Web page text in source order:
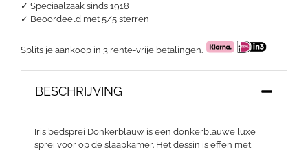
✓ Speciaalzaak sinds 1918
✓ Beoordeeld met 5/5 sterren
Splits je aankoop in 3 rente-vrije betalingen.
BESCHRIJVING
Iris bedsprei Donkerblauw is een donkerblauwe luxe
sprei voor op de slaapkamer. Het dessin is effen met